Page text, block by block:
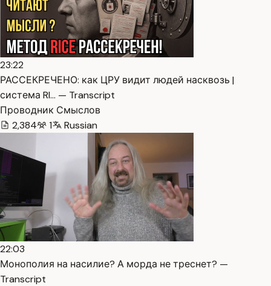
23:22
РАССЕКРЕЧЕНО: как ЦРУ видит людей насквозь |
система RI… — Transcript
Проводник Смыслов
2,384
1 Russian
22:03
Монополия на насилие? А морда не треснет? —
Transcript